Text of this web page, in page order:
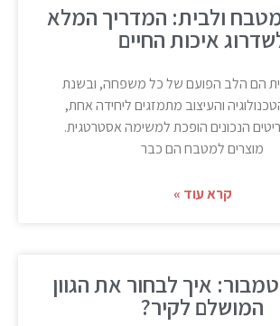
ולבית: המדריך המלא
איכות החיים
הם הלב הפועם של כל משפחה, ובשנת
והעיצוב מתמזגים ליחידה אחת,
הנכונים הופכת למשימה אסטרטגית.
מוצרים למטבח הם כבר
קרא עוד »
איך לבחור את הגוון
המושלם לקיר?